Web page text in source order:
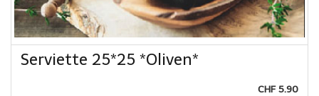
Serviette 25*25 *Oliven*
CHF 5.90